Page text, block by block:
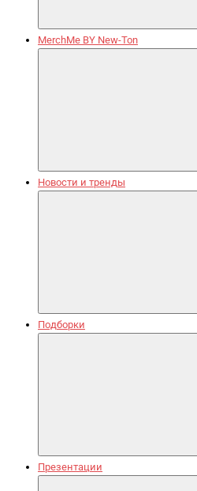
MerchMe BY New-Ton
Новости и тренды
Подборки
Презентации